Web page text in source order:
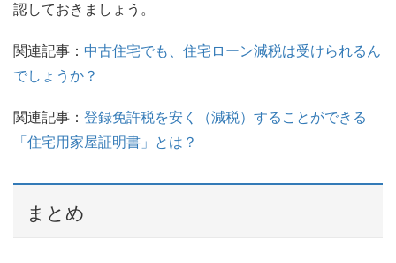
認しておきましょう。
関連記事： 中古住宅でも、住宅ローン減税は受けられるん
でしょうか？
関連記事： 登録免許税を安く（減税）することができる
「住宅用家屋証明書」とは？
まとめ